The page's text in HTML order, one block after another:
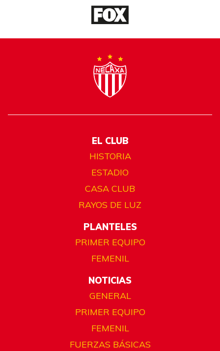
EL CLUB
HISTORIA
ESTADIO
CASA CLUB
RAYOS DE LUZ
PLANTELES
PRIMER EQUIPO
FEMENIL
NOTICIAS
GENERAL
PRIMER EQUIPO
FEMENIL
FUERZAS BÁSICAS